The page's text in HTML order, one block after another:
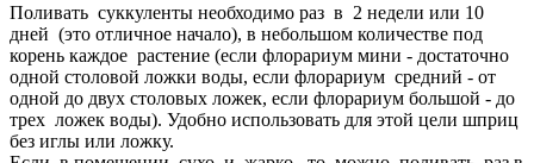
Поливать суккуленты необходимо раз в 2 недели или 10
дней (это отличное начало), в небольшом количестве под
корень каждое растение (если флорариум мини - достаточно
одной столовой ложки воды, если флорариум средний - от
одной до двух столовых ложек, если флорариум большой - до
трех ложек воды). Удобно использовать для этой цели шприц
без иглы или ложку.